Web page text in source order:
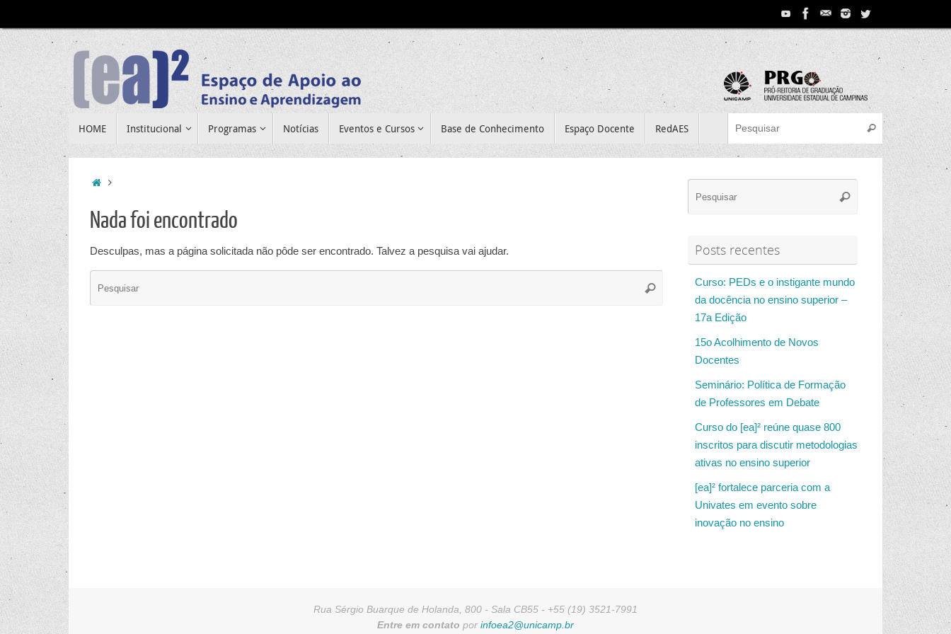
para
conteúdo
para
conteúdo
HOME Institucional Programas Notícias Eventos e Cursos Base de Conhecimento Espaço Docente RedAES
Search for:
Pesquisar
Home
Nada foi encontrado
Desculpas, mas a página solicitada não pôde ser encontrado. Talvez a pesquisa vai ajudar.
Search
Pesquisar
Pesquisar
Posts recentes
Curso: PEDs e o instigante mundo
da docência no ensino superior –
17a Edição
15o Acolhimento de Novos
Docentes
Seminário: Política de Formação
de Professores em Debate
Curso do [ea]² reúne quase 800
inscritos para discutir metodologias
ativas no ensino superior
[ea]² fortalece parceria com a
Univates em evento sobre
inovação no ensino
Rua Sérgio Buarque de Holanda, 800 - Sala CB55 - +55 (19) 3521-7991
Entre em contato por infoea2@unicamp.br